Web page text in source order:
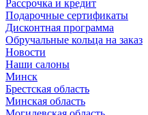
Рассрочка и кредит
Подарочные сертификаты
Дисконтная программа
Обручальные кольца на заказ
Новости
Наши салоны
Минск
Брестская область
Минская область